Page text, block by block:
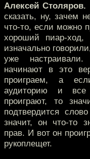
Алексей Столяров.
сказать, ну, зачем
что-то, если можно
хороший пиар-
изначально
уже
начинают в это
проиграем, а
аудиторию и
проиграют, то
подтвердится
значит, он что-то
прав. И вот он
рукоплещет.